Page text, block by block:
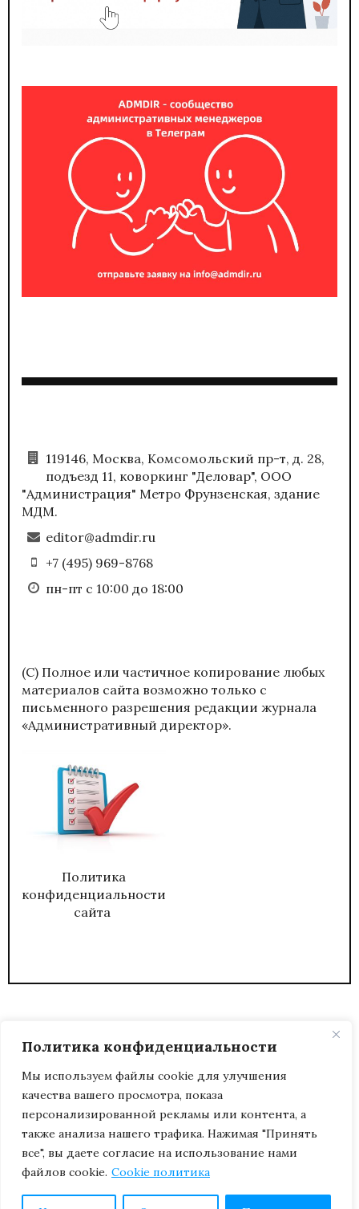
Политика конфиденциальности
Мы используем файлы cookie для улучшения
качества вашего просмотра, показа
персонализированной рекламы или контента, а
также анализа нашего трафика. Нажимая "Принять
все", вы даете согласие на использование нами
файлов cookie. Cookie политика
119146, Москва, Комсомольский пр-т, д. 28,
подъезд 11, коворкинг "Деловар", ООО
"Администрация" Метро Фрунзенская, здание
МДМ.
editor@admdir.ru
+7 (495) 969-8768
пн-пт с 10:00 до 18:00
(С) Полное или частичное копирование любых
материалов сайта возможно только с
письменного разрешения редакции журнала
«Административный директор».
Политика
конфиденциальности
сайта
ДИРЕКТОР.